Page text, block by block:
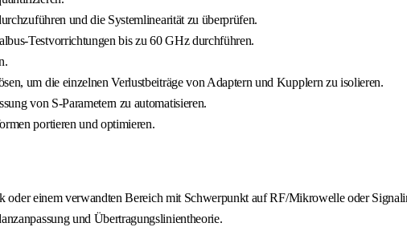
und die Systemlinearität zu überprüfen.
Testvorrichtungen bis zu 60 GHz durchführen.
um die einzelnen Verlustbeiträge von Adaptern und Kupplern zu isolieren.
von S-Parametern zu automatisieren.
portieren und optimieren.
einem verwandten Bereich mit Schwerpunkt auf RF/Mikrowelle oder
und Übertragungslinientheorie.